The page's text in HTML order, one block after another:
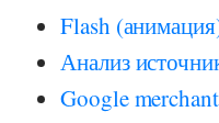
Flash
Анализ
Google